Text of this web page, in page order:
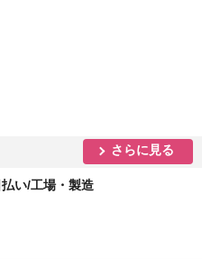
さらに見る
い/工場・製造